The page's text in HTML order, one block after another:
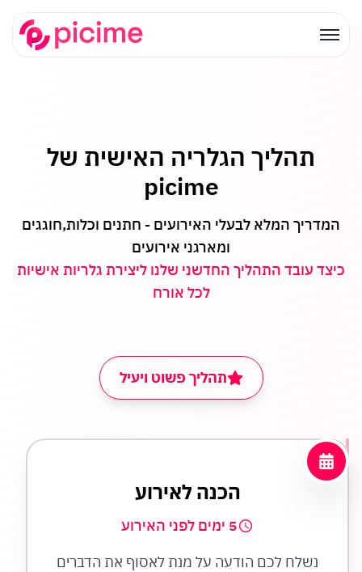
תהליך הגלריה האישית של
picime
המדריך המלא לבעלי האירועים - חתנים וכלות,חוגגים
ומארגני אירועים
כיצד עובד התהליך החדשני שלנו ליצירת גלריות אישיות
לכל אורח
תהליך פשוט ויעיל
הכנה לאירוע
5 ימים לפני האירוע
נשלח לכם הודעה על מנת לאסוף את הדברים